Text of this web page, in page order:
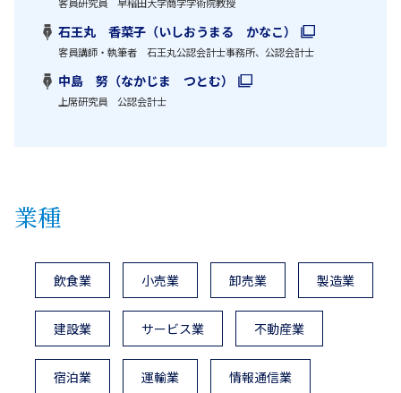
石王丸 香菜子（いしおうまる かなこ）
客員講師・執筆者 石王丸公認会計士事務所、公認会計士
中島 努（なかじま つとむ）
上席研究員 公認会計士
業種
飲食業 小売業 卸売業 製造業
建設業 サービス業 不動産業
宿泊業 運輸業 情報通信業